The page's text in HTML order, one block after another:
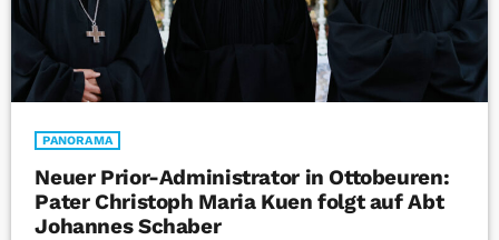
PANORAMA
Neuer Prior-Administrator in Ottobeuren:
Pater Christoph Maria Kuen folgt auf Abt
Johannes Schaber